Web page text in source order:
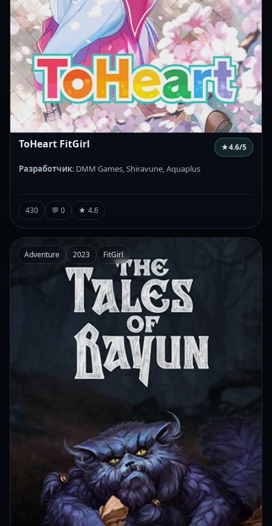
ToHeart FitGirl ★4.6/5
Разработчик: DMM Games, Shiravune, Aquaplus
430 💬 0 ★ 4.6
Adventure 2023 FitGirl